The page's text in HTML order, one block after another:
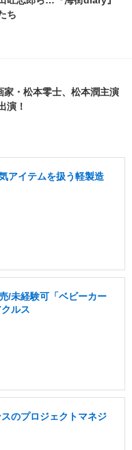
ち
家・松本零士、松本潤主演
演！
アイテムを扱う軽製造
/未経験可「ベビーカー
ルス
のプロジェクトマネジ